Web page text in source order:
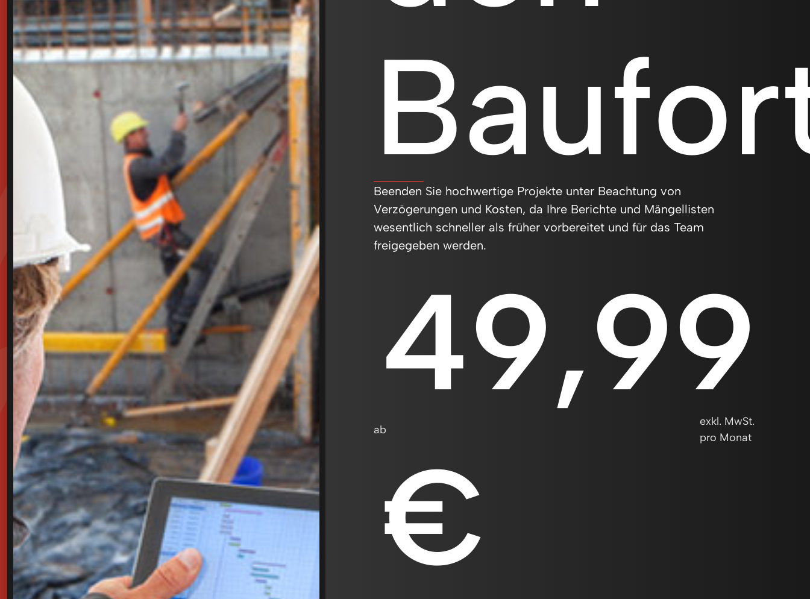
Beenden Sie hochwertige Projekte unter Beachtung von
Verzögerungen und Kosten, da Ihre Berichte und Mängellisten
wesentlich schneller als früher vorbereitet und für das Team
freigegeben werden.
ab
49,99
€
exkl. MwSt.
pro Monat